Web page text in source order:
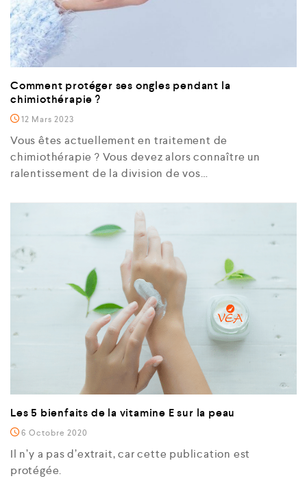
Comment protéger ses ongles pendant la
chimiothérapie ?
12 Mars 2023
Vous êtes actuellement en traitement de
chimiothérapie ? Vous devez alors connaître un
ralentissement de la division de vos…
Les 5 bienfaits de la vitamine E sur la peau
6 Octobre 2020
Il n’y a pas d’extrait, car cette publication est
protégée.